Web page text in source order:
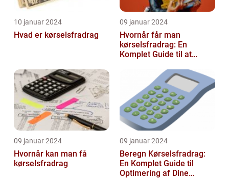
10 januar 2024
Hvad er kørselsfradrag
09 januar 2024
Hvornår får man
kørselsfradrag: En
Komplet Guide til at
Historien Bag Det
09 januar 2024
Hvornår kan man få
kørselsfradrag
09 januar 2024
Beregn Kørselsfradrag:
En Komplet Guide til
Optimering af Dine